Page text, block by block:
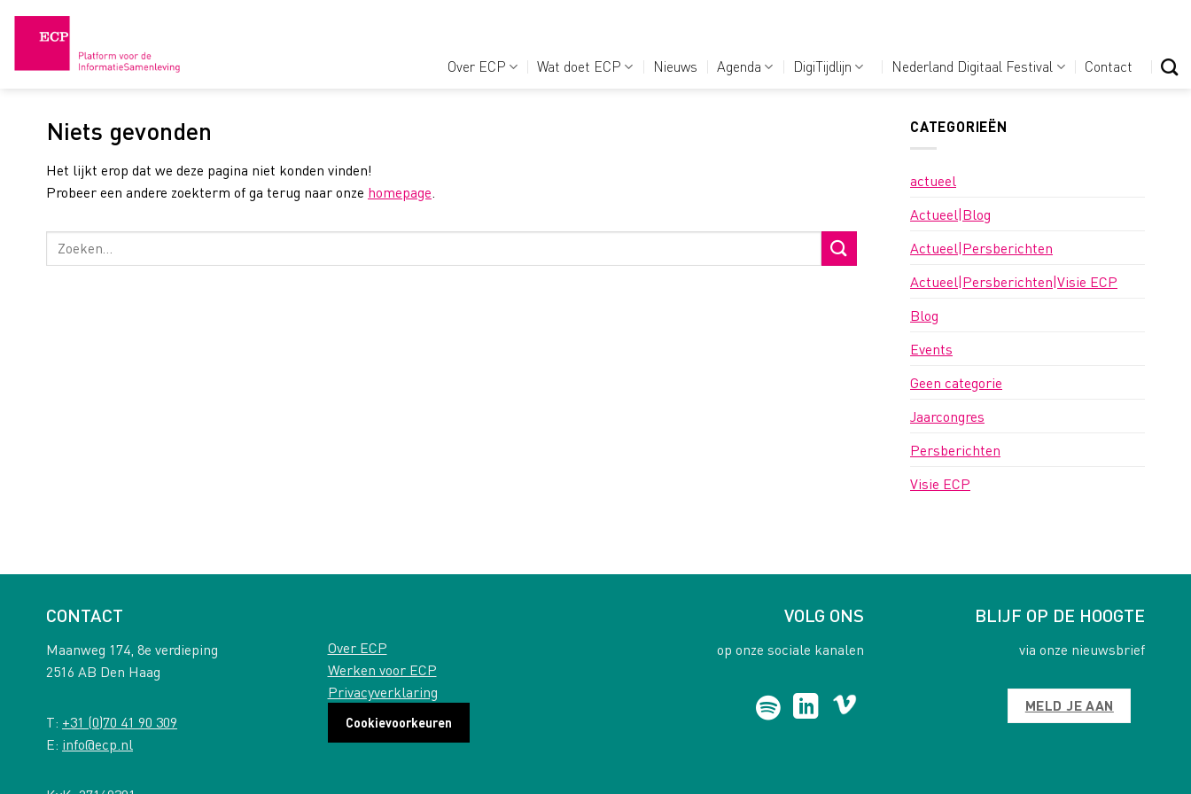
Over ECP Wat doet ECP Nieuws Agenda DigiTijdlijn Nederland Digitaal Festival Contact
Niets gevonden
Het lijkt erop dat we deze pagina niet konden vinden!
Probeer een andere zoekterm of ga terug naar onze homepage
CATEGORIEËN
actueel
Actueel|Blog
Actueel|Persberichten
Actueel|Persberichten|Visie ECP
Blog
Events
Geen categorie
Jaarcongres
Persberichten
Visie ECP
CONTACT
Maanweg 174, 8e verdieping
2516 AB Den Haag
T: +31 (0)70 41 90 309
E: info@ecp.nl
Over ECP
Werken voor ECP
Privacyverklaring
Cookievoorkeuren
VOLG ONS
op onze sociale kanalen
BLIJF OP DE HOOGTE
via onze nieuwsbrief
MELD JE AAN